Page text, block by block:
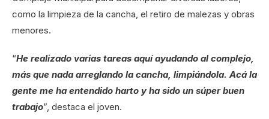
como la limpieza de la cancha, el retiro de malezas y obras
menores.
“He realizado varias tareas aquí ayudando al complejo,
más que nada arreglando la cancha, limpiándola. Acá la
gente me ha entendido harto y ha sido un súper buen
trabajo”, destaca el joven.